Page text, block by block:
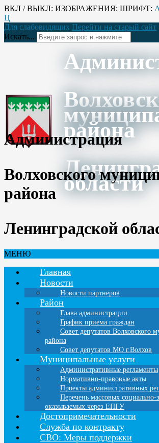
ВКЛ / ВЫКЛ: ИЗОБРАЖЕНИЯ: ШРИФТ: A
Ц
Для слабовидящих Перейти на старый сайт
Искать...
района
области
Администрация
Волховского
района
Ленинградской
МЕНЮ
Главная
Новости
Новости партнеров
Район
Глава администрации
График приема граждан
Совет депутатов Волховского
района
Совет депутатов МО г.Волхов
Муниципальные услуги
Административные регламенты
Нормативно-правовые акты
Проекты административных
Перечень массовых социально-
оказываемых через ЕПГУ
Достопримечательности
Служба по контракту
СВО: Меры поддержки